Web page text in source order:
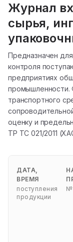
Журнал
сырья,
Предназначен
контроля
предприятиях
промышленности.
транспортного
оценку и
ТР ТС 021/2011
ДАТА,
ВРЕМЯ
поступления
продукции
№